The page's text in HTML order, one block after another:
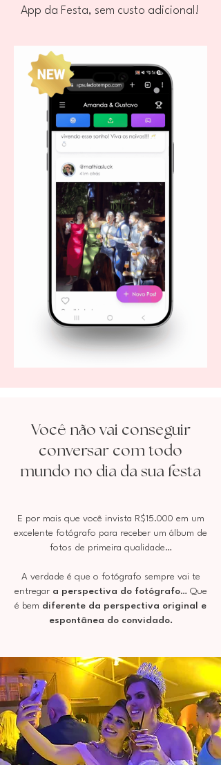
App da Festa, sem custo adicional!
Você não vai conseguir
conversar com todo
mundo no dia da sua festa
E por mais que você invista R$15.000 em um
excelente fotógrafo para receber um álbum de
fotos de primeira qualidade…
A verdade é que o fotógrafo sempre vai te
entregar a perspectiva do fotógrafo… Que
é bem diferente da perspectiva original e
espontânea do convidado.